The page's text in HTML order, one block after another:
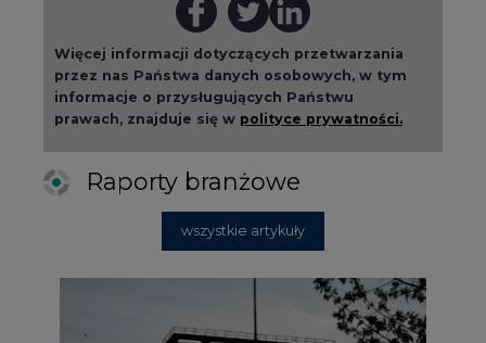
Więcej informacji dotyczących przetwarzania
przez nas Państwa danych osobowych, w tym
informacje o przysługujących Państwu
prawach, znajduje się w polityce prywatności.
Raporty branżowe
wszystkie artykuły